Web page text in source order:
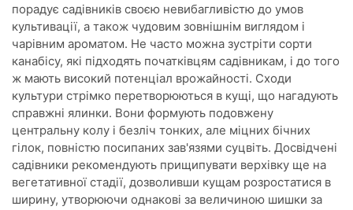
порадує садівників своєю невибагливістю до умов
культивації, а також чудовим зовнішнім виглядом і
чарівним ароматом. Не часто можна зустріти сорти
канабісу, які підходять початківцям садівникам, і до того
ж мають високий потенціал врожайності. Сходи
культури стрімко перетворюються в кущі, що нагадують
справжні ялинки. Вони формують подовжену
центральну колу і безліч тонких, але міцних бічних
гілок, повністю посипаних зав'язями суцвіть. Досвідчені
садівники рекомендують прищипувати верхівку ще на
вегетативної стадії, дозволивши кущам розростатися в
ширину, утворюючи однакові за величиною шишки за